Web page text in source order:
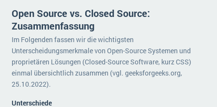
Open Source vs. Closed Source:
Zusammenfassung
Im Folgenden fassen wir die wichtigsten
Unterscheidungsmerkmale von Open-Source Systemen und
proprietären Lösungen (Closed-Source Software, kurz CSS)
einmal übersichtlich zusammen (vgl. geeksforgeeks.org,
25.10.2022).
Unterschiede